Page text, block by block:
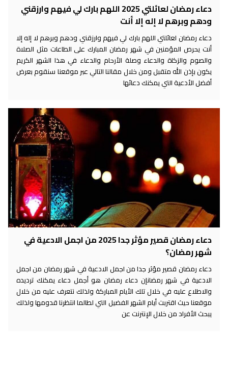
دعاء رمضان لعائلتي 2025 اللهم بارك لي فيهم وارزقني
ودهم وبرهم لا إله إلا أنت
دعاء رمضان لعائلتي اللهم بارك لي فيهم وارزقني ودهم وبرهم لا إله إلا
أنت يحرص المؤمنين في شهر رمضان المبارك على الطاعات مثل الصلاة
والصوم والزكاة والدعاء وصلة الأرحام والدعاء في هذا الشهر الكريم
يكون بإذن الله متقبل ومن خلال مقالنا التالي عبر موقعنا سنقوم بعرض
أفضل الأدعية التي يمكنك دعائها
دعاء رمضان قصير مؤثر جدا 2025 من اجمل الادعية في
شهر رمضان؟
دعاء رمضان قصير مؤثر جدا من اجمل الادعية في شهر رمضان من اجمل
الادعية في شهر رمضانإن دعاء رمضان هو أجمل دعاء يمكنك ترديده
والاطلاع عليه في خلال تلك الأيام المباركة ولذلك نتعرف عليه من خلال
موقعنا حيث اقتربت أيام الشهر الفضيل التي لطالما انتظرنا قدومها ولذلك
يبحث الأفراد من خلال الإنترنت عن